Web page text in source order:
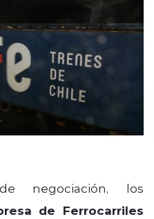
negociación, los
de Ferrocarriles